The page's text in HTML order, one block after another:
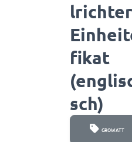
fikat
sch)
GROWATT